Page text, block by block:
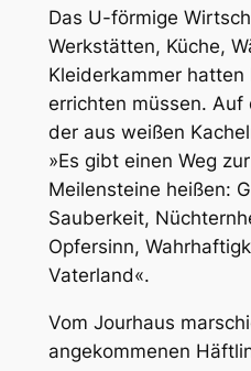
Das U-förmige
Werkstätten, Küche,
Kleiderkammer
errichten müssen. Auf
der aus weißen
»Es gibt einen Weg
Meilensteine heißen:
Sauberkeit,
Opfersinn,
Vaterland«.
Vom Jourhaus
angekommenen